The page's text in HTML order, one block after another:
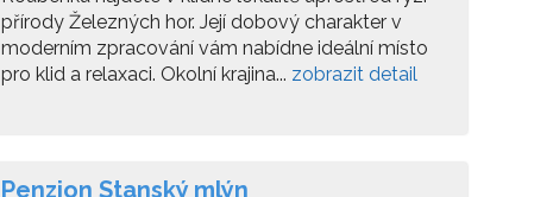
přírody Železných hor. Její dobový charakter v
moderním zpracování vám nabídne ideální místo
pro klid a relaxaci. Okolní krajina... zobrazit detail
Penzion Stanský mlýn